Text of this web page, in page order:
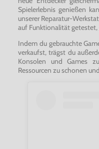
Spielerlebnis genießen
unserer Reparatur-
auf Funktionalität getestet,
Indem du gebrauchte
verkaufst, trägst du
Konsolen und Games
Ressourcen zu schonen